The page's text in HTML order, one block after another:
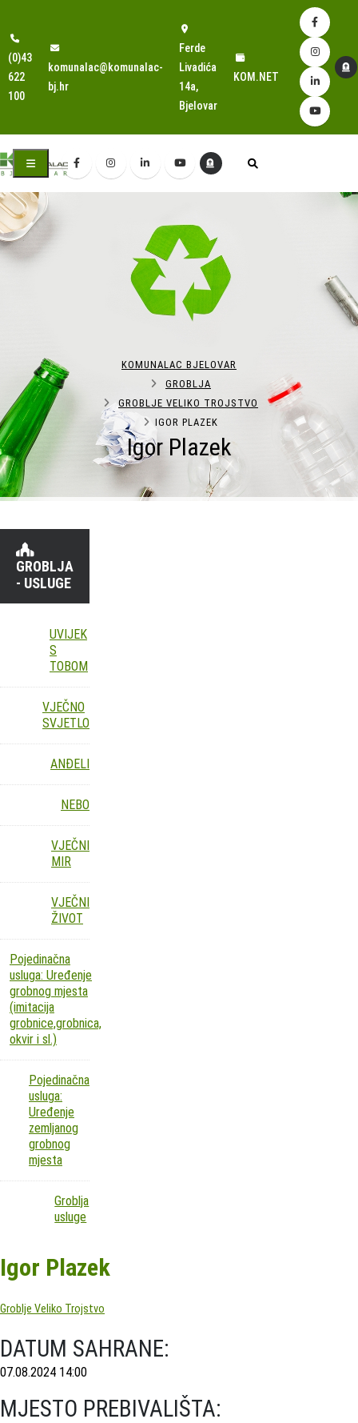
(0)43
622
100
komunalac@komunalac-
bj.hr
Ferde
Livadića
14a,
Bjelovar
KOM.NET
Igor Plazek
KOMUNALAC BJELOVAR
GROBLJA
GROBLJE VELIKO TROJSTVO
IGOR PLAZEK
GROBLJA
- USLUGE
UVIJEK
S
TOBOM
VJEČNO
SVJETLO
ANĐELI
NEBO
VJEČNI
MIR
VJEČNI
ŽIVOT
Pojedinačna
usluga: Uređenje
grobnog mjesta
(imitacija
grobnice,grobnica,
okvir i sl.)
Pojedinačna
usluga:
Uređenje
zemljanog
grobnog
mjesta
Groblja
usluge
Igor Plazek
Groblje Veliko Trojstvo
DATUM SAHRANE:
07.08.2024 14:00
MJESTO PREBIVALIŠTA: